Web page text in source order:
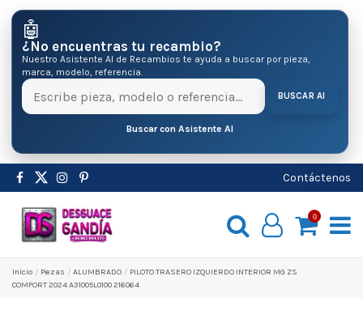
🤖
¿No encuentras tu recambio?
Nuestro Asistente AI de Recambios te ayuda a buscar por pieza,
marca, modelo, referencia.
BUSCAR AI
Buscar con Asistente AI
Contáctenos
0
Inicio Pіezas ALUMBRADO
PILOTO TRASERO IZQUIERDO INTERIOR MG ZS
COMFORT 2024 A31005L0100 216064